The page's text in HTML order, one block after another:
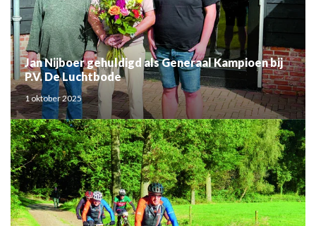
Jan Nijboer gehuldigd als Generaal Kampioen bij
P.V. De Luchtbode
1 oktober 2025